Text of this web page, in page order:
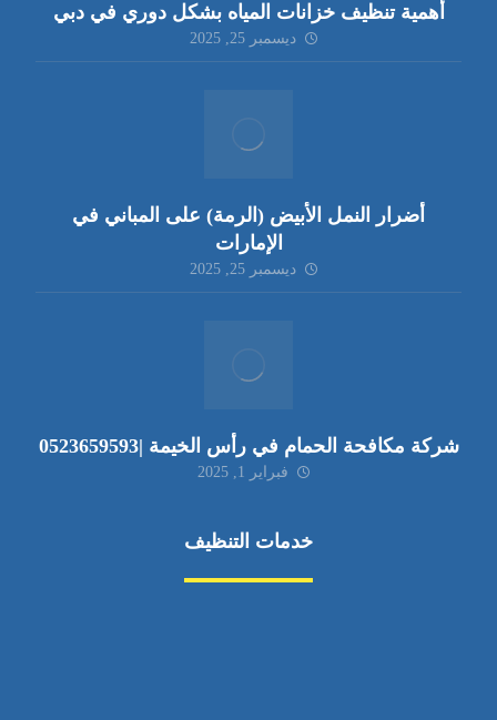
أهمية تنظيف خزانات المياه بشكل دوري في دبي
ديسمبر 25, 2025
أضرار النمل الأبيض (الرمة) على المباني في
الإمارات
ديسمبر 25, 2025
شركة مكافحة الحمام في رأس الخيمة |0523659593
فبراير 1, 2025
خدمات التنظيف